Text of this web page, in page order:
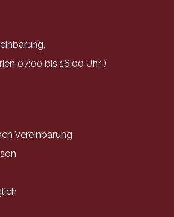
07:00 bis 16:00 Uhr )
Vereinbarung